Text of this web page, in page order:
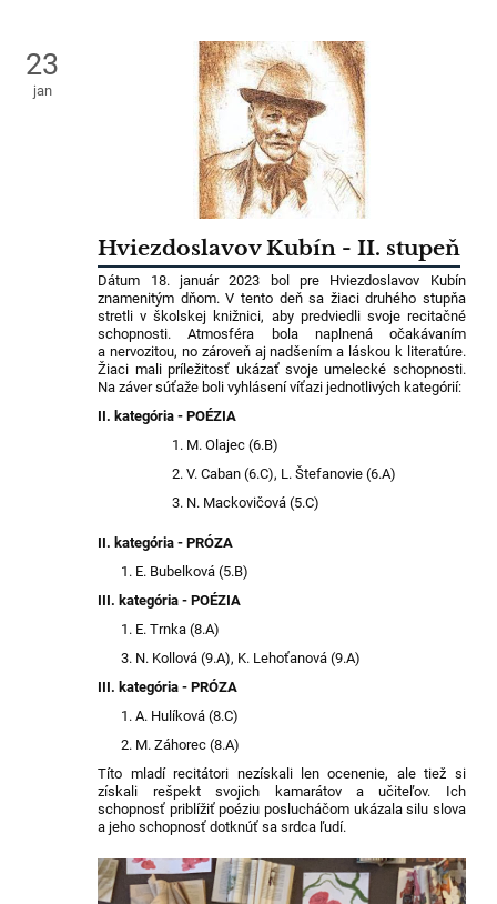
23
jan
Hviezdoslavov Kubín - II. stupeň
Dátum 18. január 2023 bol pre Hviezdoslavov Kubín
znamenitým dňom. V tento deň sa žiaci druhého stupňa
stretli v školskej knižnici, aby predviedli svoje recitačné
schopnosti. Atmosféra bola naplnená očakávaním
a nervozitou, no zároveň aj nadšením a láskou k literatúre.
Žiaci mali príležitosť ukázať svoje umelecké schopnosti.
Na záver súťaže boli vyhlásení víťazi jednotlivých kategórií:
II. kategória - POÉZIA
M. Olajec (6.B)
V. Caban (6.C), L. Štefanovie (6.A)
N. Mackovičová (5.C)
II. kategória - PRÓZA
1. E. Bubelková (5.B)
III. kategória - POÉZIA
1. E. Trnka (8.A)
3. N. Kollová (9.A), K. Lehoťanová (9.A)
III. kategória - PRÓZA
1. A. Hulíková (8.C)
2. M. Záhorec (8.A)
Títo mladí recitátori nezískali len ocenenie, ale tiež si
získali rešpekt svojich kamarátov a učiteľov. Ich
schopnosť priblížiť poéziu poslucháčom ukázala silu slova
a jeho schopnosť dotknúť sa srdca ľudí.